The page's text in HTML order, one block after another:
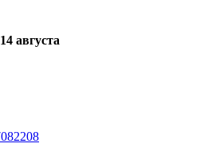
14 августа